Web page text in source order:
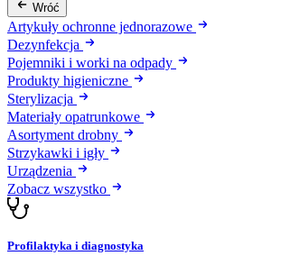
Wróć
Artykuły ochronne jednorazowe
Dezynfekcja
Pojemniki i worki na odpady
Produkty higieniczne
Sterylizacja
Materiały opatrunkowe
Asortyment drobny
Strzykawki i igły
Urządzenia
Zobacz wszystko
Profilaktyka i diagnostyka